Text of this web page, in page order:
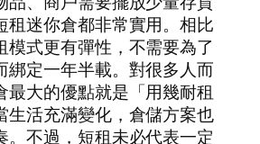
租迷你倉都非常實用。相比
模式更有彈性，不需要為了
綁定一年半載。對很多人而
最大的優點就是「用幾耐租
生活充滿變化，倉儲方案也
。不過，短租未必代表一定